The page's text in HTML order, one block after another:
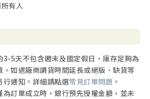
有人
3-5天不包含週末及國定假日，庫存足夠為
，如遇廠商調貨時間延長或絕版、缺貨等
行通知。詳細請點選常見訂單問題 。
為訂單成立時，銀行預先授權金額，並未